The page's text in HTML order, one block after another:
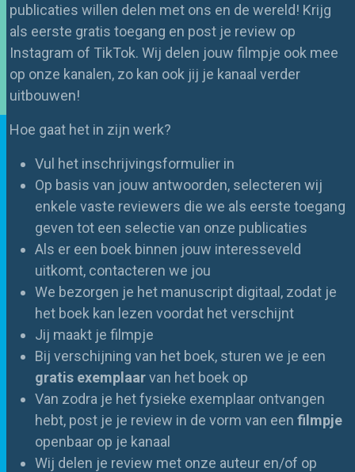
publicaties willen delen met ons en de wereld! Krijg
als eerste gratis toegang en post je review op
Instagram of TikTok. Wij delen jouw filmpje ook mee
op onze kanalen, zo kan ook jij je kanaal verder
uitbouwen!
Hoe gaat het in zijn werk?
Vul het inschrijvingsformulier in
Op basis van jouw antwoorden, selecteren wij
enkele vaste reviewers die we als eerste toegang
geven tot een selectie van onze publicaties
Als er een boek binnen jouw interesseveld
uitkomt, contacteren we jou
We bezorgen je het manuscript digitaal, zodat je
het boek kan lezen voordat het verschijnt
Jij maakt je filmpje
Bij verschijning van het boek, sturen we je een
gratis exemplaarvan het boek op
Van zodra je het fysieke exemplaar ontvangen
hebt, post je je review in de vorm van een filmpje
openbaar op je kanaal
Wij delen je review met onze auteur en/of op